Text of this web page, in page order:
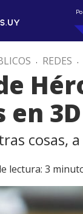
. REDES .
en
cosas,
lectura: 3